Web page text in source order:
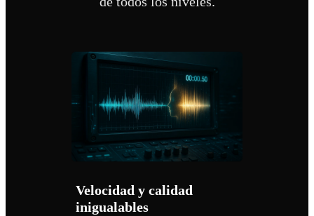
Velocidad y calidad
inigualables